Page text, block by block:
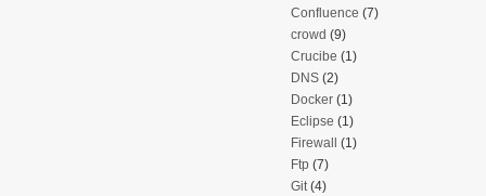
Confluence (7)
crowd (9)
Crucibe (1)
DNS(2)
Docker(1)
Eclipse (1)
Firewall (1)
Ftp(7)
Git(4)